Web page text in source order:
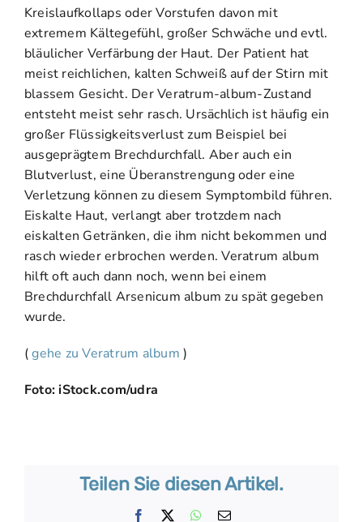
Kreislaufkollaps oder Vorstufen davon mit
extremem Kältegefühl, großer Schwäche und evtl.
bläulicher Verfärbung der Haut. Der Patient hat
meist reichlichen, kalten Schweiß auf der Stirn mit
blassem Gesicht. Der Veratrum-album-Zustand
entsteht meist sehr rasch. Ursächlich ist häufig ein
großer Flüssigkeitsverlust zum Beispiel bei
ausgeprägtem Brechdurchfall. Aber auch ein
Blutverlust, eine Überanstrengung oder eine
Verletzung können zu diesem Symptombild führen.
Eiskalte Haut, verlangt aber trotzdem nach
eiskalten Getränken, die ihm nicht bekommen und
rasch wieder erbrochen werden. Veratrum album
hilft oft auch dann noch, wenn bei einem
Brechdurchfall Arsenicum album zu spät gegeben
wurde.
(gehe zu Veratrum album )
Foto: iStock.com/udra
Teilen Sie diesen Artikel.
Facebook WhatsApp
E-